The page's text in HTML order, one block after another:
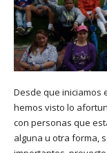
Desde que iniciamos
hemos visto lo
con personas que
alguna u otra forma,